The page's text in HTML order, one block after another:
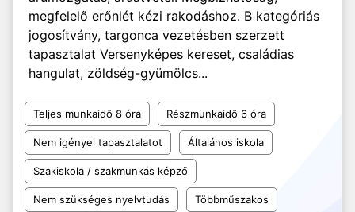
megfelelő erőnlét kézi rakodáshoz. B kategóriás
jogosítvány, targonca vezetésben szerzett
tapasztalat Versenyképes kereset, családias
hangulat, zöldség-gyümölcs...
Teljes munkaidő 8 óra Részmunkaidő 6 óra
Nem igényel tapasztalatot Általános iskola
Szakiskola / szakmunkás képző
Nem szükséges nyelvtudás Többműszakos